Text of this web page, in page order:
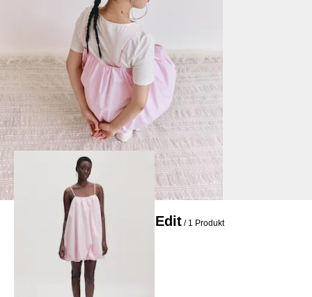
Occasion Edit/ 1 Produkt